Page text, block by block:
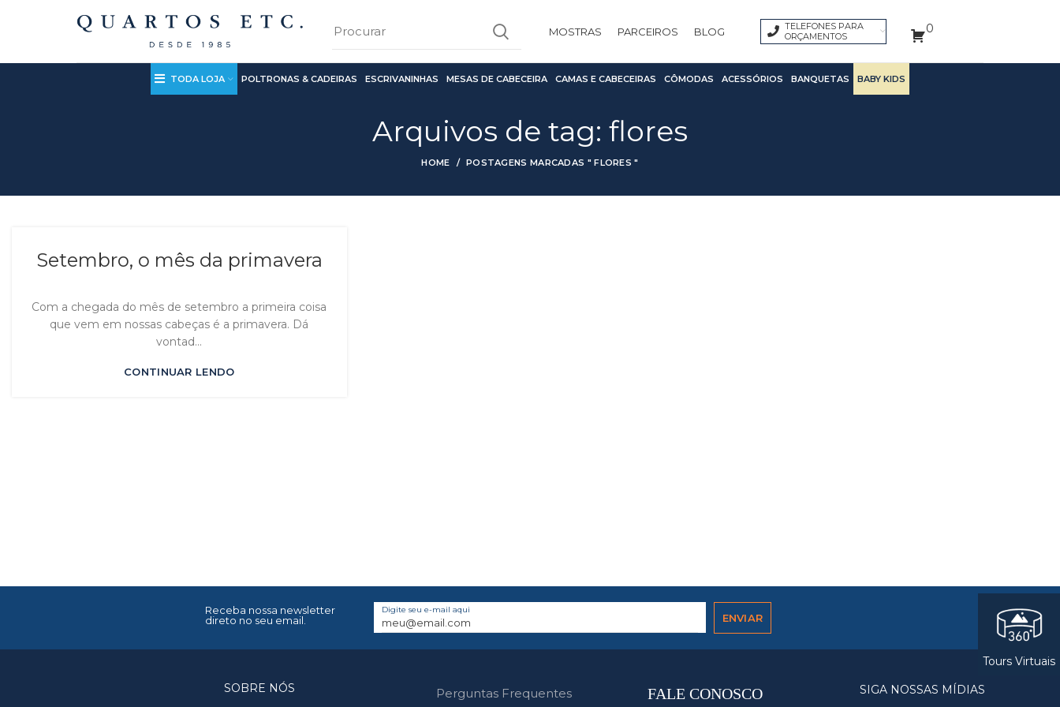
MOSTRAS PARCEIROS BLOG
TELEFONES PARA
ORÇAMENTOS
0
TODA LOJA POLTRONAS & CADEIRAS ESCRIVANINHAS MESAS DE CABECEIRA CAMAS E CABECEIRAS CÔMODAS ACESSÓRIOS BANQUETAS BABY KIDS
Arquivos de tag: flores
HOME POSTAGENS MARCADAS " FLORES "
Setembro, o mês da primavera
Com a chegada do mês de setembro a primeira coisa
que vem em nossas cabeças é a primavera. Dá
vontad...
CONTINUAR LENDO
Receba nossa newsletter
direto no seu email.
Digite seu e-mail aqui
SOBRE NÓS Perguntas Frequentes FALE CONOSCO SIGA NOSSAS MÍDIAS
Tours Virtuais